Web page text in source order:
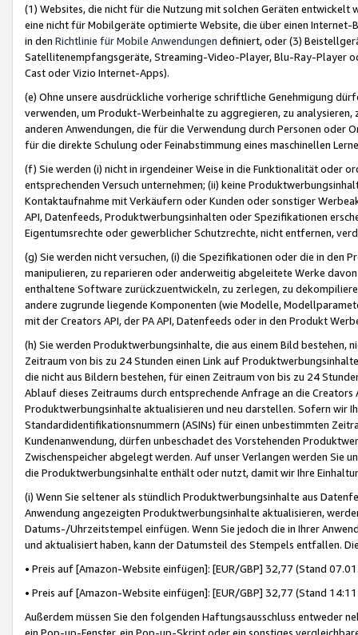
(1) Websites, die nicht für die Nutzung mit solchen Geräten
eine nicht für Mobilgeräte optimierte Website, die über einen
in den Richtlinie für Mobile Anwendungen definiert, oder (3)
Satellitenempfangsgeräte, Streaming-Video-Player, Blu-Ray-Player
Cast oder Vizio Internet-Apps).
(e) Ohne unsere ausdrückliche vorherige schriftliche Genehmigung
verwenden, um Produkt-Werbeinhalte zu aggregieren, zu
anderen Anwendungen, die für die Verwendung durch Personen
für die direkte Schulung oder Feinabstimmung eines maschinellen
(f) Sie werden (i) nicht in irgendeiner Weise in die Funktionalität oder
entsprechenden Versuch unternehmen; (ii) keine
Kontaktaufnahme mit Verkäufern oder Kunden oder sonstiger
API, Datenfeeds, Produktwerbungsinhalten oder Spezifikationen
Eigentumsrechte oder gewerblicher Schutzrechte, nicht entfernen,
(g) Sie werden nicht versuchen, (i) die Spezifikationen oder die in
manipulieren, zu reparieren oder anderweitig abgeleitete Werke
enthaltene Software zurückzuentwickeln, zu zerlegen, zu
andere zugrunde liegende Komponenten (wie Modelle,
mit der Creators API, der PA API, Datenfeeds oder in den Produkt
(h) Sie werden Produktwerbungsinhalte, die aus einem Bild bestehen,
Zeitraum von bis zu 24 Stunden einen Link auf
die nicht aus Bildern bestehen, für einen Zeitraum von bis zu 24
Ablauf dieses Zeitraums durch entsprechende Anfrage an die
Produktwerbungsinhalte aktualisieren und neu darstellen. Sofern wir
Standardidentifikationsnummern (ASINs) für einen unbestimmten
Kundenanwendung, dürfen unbeschadet des Vorstehenden
Zwischenspeicher abgelegt werden. Auf unser Verlangen werden Sie
die Produktwerbungsinhalte enthält oder nutzt, damit wir Ihre
(i) Wenn Sie seltener als stündlich Produktwerbungsinhalte aus
Anwendung angezeigten Produktwerbungsinhalte aktualisieren,
Datums-/Uhrzeitstempel einfügen. Wenn Sie jedoch die in Ihrer
und aktualisiert haben, kann der Datumsteil des Stempels entfallen.
• Preis auf [Amazon-Website einfügen]: [EUR/GBP] 32,77 (Stand
• Preis auf [Amazon-Website einfügen]: [EUR/GBP] 32,77 (Stand
Außerdem müssen Sie den folgenden Haftungsausschluss entweder
ein Pop-up-Fenster, ein Pop-up-Skript oder ein sonstiges